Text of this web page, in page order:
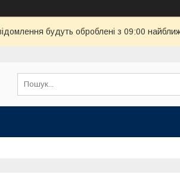
будуть оброблені з 09:00